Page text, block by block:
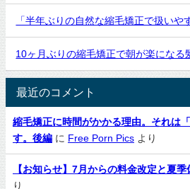
「半年ぶりの自然な縮毛矯正で扱いや
10ヶ月ぶりの縮毛矯正で朝が楽になる
最近のコメント
縮毛矯正に時間がかかる理由。それは
す。後編 に Free Porn Pics より
【お知らせ】7月からの料金改定と夏季
り